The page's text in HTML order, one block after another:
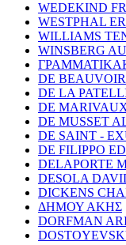
WEDEKIND
WESTPHAL
WILLIAMS
WINSBERG
DE
DE LA
DE
DE MUSSET
DE SAINT -
DE FILIPPO
DELAPORTE
DESOLA
DICKENS
ΔΗΜΟΥ ΑΚΗΣ
DORFMAN